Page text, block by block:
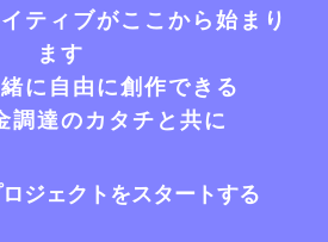
ティブがここから始まり
ます
に自由に創作できる
調達のカタチと共に
ジェクトをスタートする